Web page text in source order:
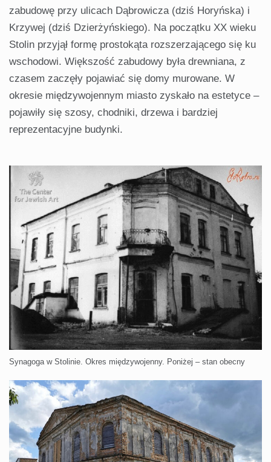
zabudowę przy ulicach Dąbrowicza (dziś Horyńska) i
Krzywej (dziś Dzierżyńskiego). Na początku XX wieku
Stolin przyjął formę prostokąta rozszerzającego się ku
wschodowi. Większość zabudowy była drewniana, z
czasem zaczęły pojawiać się domy murowane. W
okresie międzywojennym miasto zyskało na estetyce –
pojawiły się szosy, chodniki, drzewa i bardziej
reprezentacyjne budynki.
Synagoga w Stolinie. Okres międzywojenny. Poniżej – stan obecny